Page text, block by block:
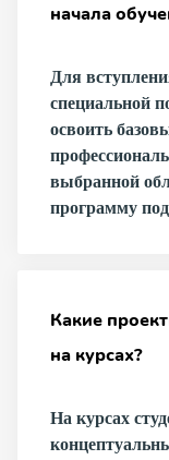
начала
Для
специальной
освоить
выбранной
программу
Какие
на курсах?
На курсах